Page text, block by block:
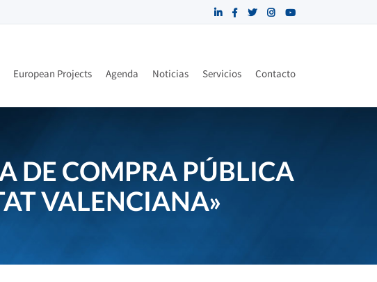
European Projects Agenda Noticias Servicios Contacto
DE COMPRA PÚBLICA
VALENCIANA»